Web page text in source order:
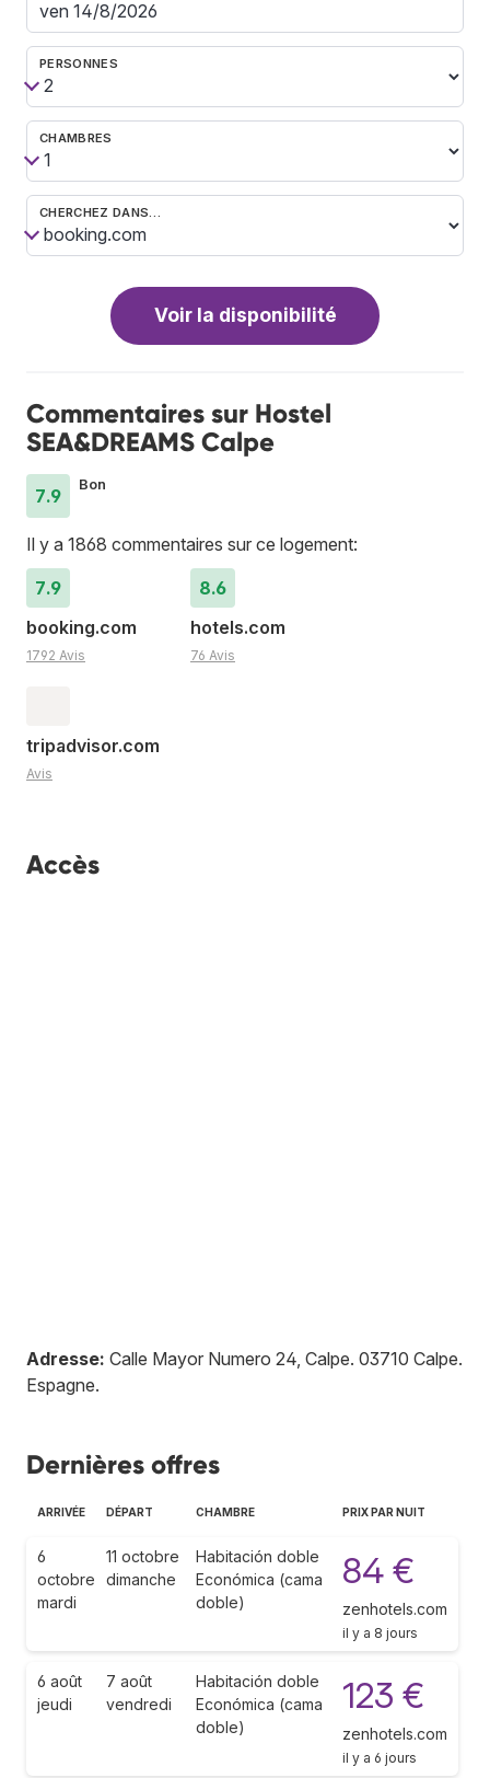
PERSONNES
CHAMBRES
CHERCHEZ DANS…
Voir la disponibilité
Commentaires sur Hostel
SEA&DREAMS Calpe
7.9
Bon
Il y a 1868 commentaires sur ce logement:
7.9
booking.com
1792 Avis
8.6
hotels.com
76 Avis
tripadvisor.com
Avis
Accès
Adresse: Calle Mayor Numero 24, Calpe. 03710 Calpe.
Espagne.
Dernières offres
ARRIVÉE DÉPART CHAMBRE PRIX PAR NUIT
6
octobre
mardi
11 octobre
dimanche
Habitación doble
Económica (cama
doble)
84 €
zenhotels.com
il y a 8 jours
6 août
jeudi
7 août
vendredi
Habitación doble
Económica (cama
doble)
123 €
zenhotels.com
il y a 6 jours